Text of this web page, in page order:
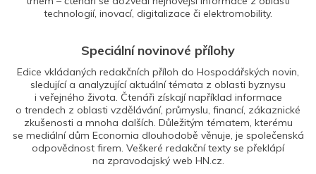
technologií, inovací, digitalizace či elektromobility.
Speciální novinové přílohy
Edice vkládaných redakčních příloh do Hospodářských novin,
sledující a analyzující aktuální témata z oblasti byznysu
i veřejného života. Čtenáři získají například informace
o trendech z oblasti vzdělávání, průmyslu, financí, zákaznické
zkušenosti a mnoha dalších. Důležitým tématem, kterému
se mediální dům Economia dlouhodobě věnuje, je společenská
odpovědnost firem. Veškeré redakční texty se překlápí
na zpravodajský web HN.cz.